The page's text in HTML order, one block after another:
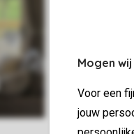
Mogen
Voor een
jouw